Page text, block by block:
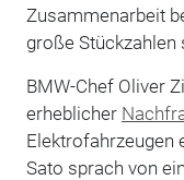
Zusammenarbeit
große Stückzahlen
BMW-Chef Oliver
erheblicher
Elektrofahrzeugen
Sato sprach von